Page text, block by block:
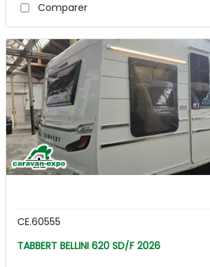
Comparer
CE.60555
TABBERT BELLINI 620 SD/F 2026